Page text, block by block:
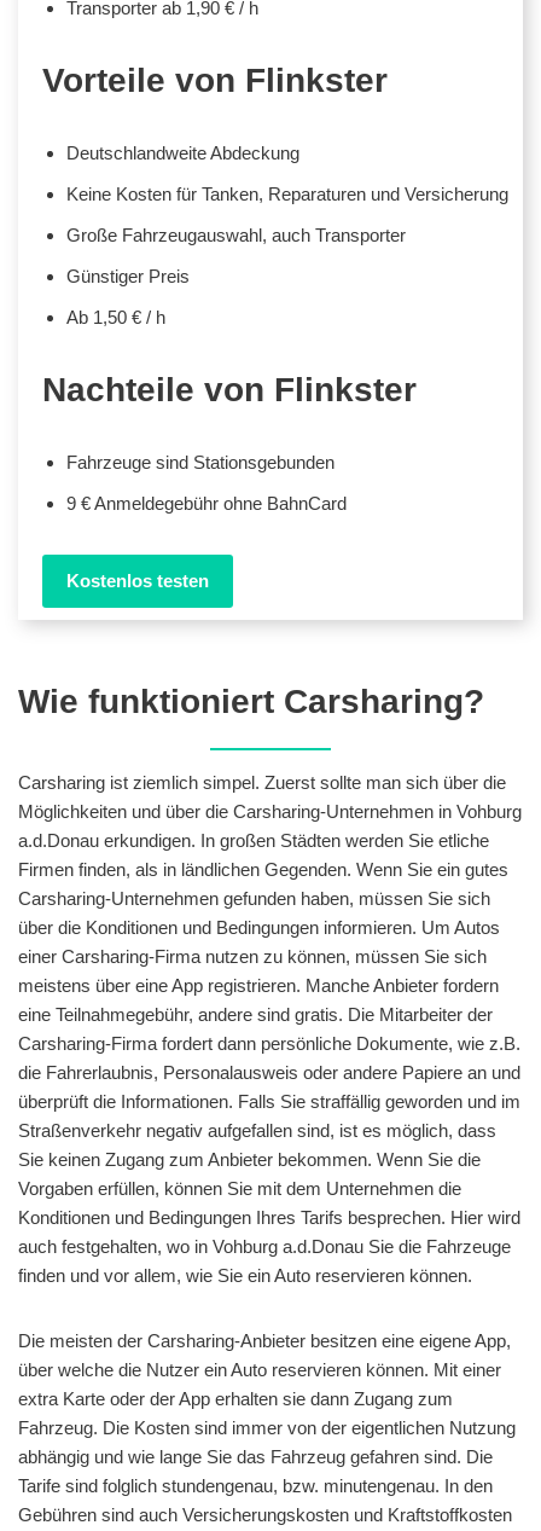
Transporter ab 1,90 € / h
Vorteile von Flinkster
Deutschlandweite Abdeckung
Keine Kosten für Tanken, Reparaturen und Versicherung
Große Fahrzeugauswahl, auch Transporter
Günstiger Preis
Ab 1,50 € / h
Nachteile von Flinkster
Fahrzeuge sind Stationsgebunden
9 € Anmeldegebühr ohne BahnCard
Kostenlos testen
Wie funktioniert Carsharing?
Carsharing ist ziemlich simpel. Zuerst sollte man sich über die
Möglichkeiten und über die Carsharing-Unternehmen in Vohburg
a.d.Donau erkundigen. In großen Städten werden Sie etliche
Firmen finden, als in ländlichen Gegenden. Wenn Sie ein gutes
Carsharing-Unternehmen gefunden haben, müssen Sie sich
über die Konditionen und Bedingungen informieren. Um Autos
einer Carsharing-Firma nutzen zu können, müssen Sie sich
meistens über eine App registrieren. Manche Anbieter fordern
eine Teilnahmegebühr, andere sind gratis. Die Mitarbeiter der
Carsharing-Firma fordert dann persönliche Dokumente, wie z.B.
die Fahrerlaubnis, Personalausweis oder andere Papiere an und
überprüft die Informationen. Falls Sie straffällig geworden und im
Straßenverkehr negativ aufgefallen sind, ist es möglich, dass
Sie keinen Zugang zum Anbieter bekommen. Wenn Sie die
Vorgaben erfüllen, können Sie mit dem Unternehmen die
Konditionen und Bedingungen Ihres Tarifs besprechen. Hier wird
auch festgehalten, wo in Vohburg a.d.Donau Sie die Fahrzeuge
finden und vor allem, wie Sie ein Auto reservieren können.
Die meisten der Carsharing-Anbieter besitzen eine eigene App,
über welche die Nutzer ein Auto reservieren können. Mit einer
extra Karte oder der App erhalten sie dann Zugang zum
Fahrzeug. Die Kosten sind immer von der eigentlichen Nutzung
abhängig und wie lange Sie das Fahrzeug gefahren sind. Die
Tarife sind folglich stundengenau, bzw. minutengenau. In den
Gebühren sind auch Versicherungskosten und Kraftstoffkosten